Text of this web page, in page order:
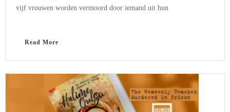
vijf vrouwen worden vermoord door iemand uit hun
Read More